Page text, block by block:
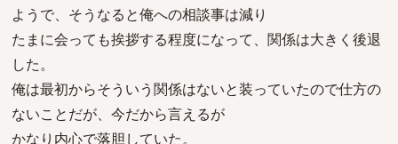
ようで、そうなると俺への相談事は減り
たまに会っても挨拶する程度になって、関係は大きく後退
した。
俺は最初からそういう関係はないと装っていたので仕方の
ないことだが、今だから言えるが
かなり内心で落胆していた。